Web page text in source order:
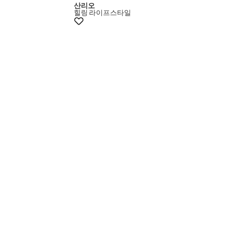
산리오
힐링 라이프스타일